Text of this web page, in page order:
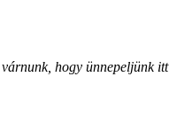
hogy ünnepeljünk itt